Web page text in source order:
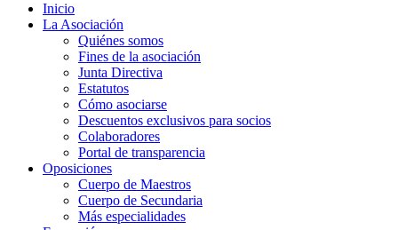
Inicio
La Asociación
Quiénes somos
Fines de la asociación
Junta Directiva
Estatutos
Cómo asociarse
Descuentos exclusivos para socios
Colaboradores
Portal de transparencia
Oposiciones
Cuerpo de Maestros
Cuerpo de Secundaria
Más especialidades